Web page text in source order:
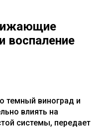
воспаление
темный виноград и
влиять на
системы, передает